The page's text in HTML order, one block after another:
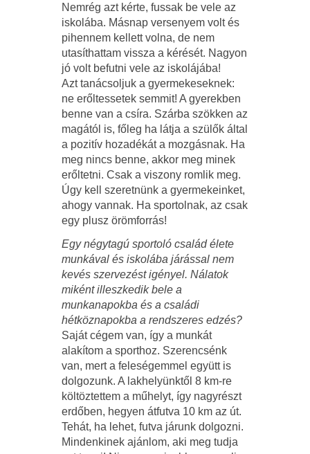
Nemrég azt kérte, fussak be vele az
iskolába. Másnap versenyem volt és
pihennem kellett volna, de nem
utasíthattam vissza a kérését. Nagyon
jó volt befutni vele az iskolájába!
Azt tanácsoljuk a gyermekeseknek:
ne erőltessetek semmit! A gyerekben
benne van a csíra. Szárba szökken az
magától is, főleg ha látja a szülők által
a pozitív hozadékát a mozgásnak. Ha
meg nincs benne, akkor meg minek
erőltetni. Csak a viszony romlik meg.
Úgy kell szeretnünk a gyermekeinket,
ahogy vannak. Ha sportolnak, az csak
egy plusz örömforrás!
Egy négytagú sportoló család élete
munkával és iskolába járással nem
kevés szervezést igényel. Nálatok
miként illeszkedik bele a
munkanapokba és a családi
hétköznapokba a rendszeres edzés?
Saját cégem van, így a munkát
alakítom a sporthoz. Szerencsénk
van, mert a feleségemmel együtt is
dolgozunk. A lakhelyünktől 8 km-re
költöztettem a műhelyt, így nagyrészt
erdőben, hegyen átfutva 10 km az út.
Tehát, ha lehet, futva járunk dolgozni.
Mindenkinek ajánlom, aki meg tudja